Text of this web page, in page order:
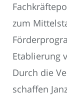
zum
Etablierung
Durch die
schaffen